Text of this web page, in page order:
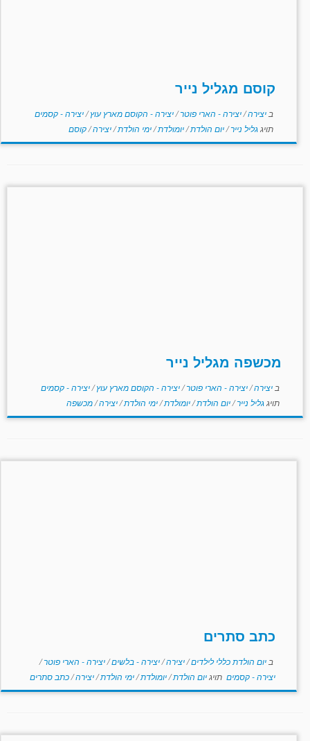
קוסם מגליל נייר
ב יצירה/יצירה - הארי פוטר/יצירה - הקוסם מארץ עוץ/יצירה - קסמים
תויגגליל נייר/יום הולדת/יומולדת/ימי הולדת/יצירה/קוסם
מכשפה מגליל נייר
ב יצירה/יצירה - הארי פוטר/יצירה - הקוסם מארץ עוץ/יצירה - קסמים
תויגגליל נייר/יום הולדת/יומולדת/ימי הולדת/יצירה/מכשפה
כתב סתרים
ב יום הולדת כללי לילדים/יצירה/יצירה - בלשים/יצירה - הארי פוטר/
יצירה - קסמים תויגיום הולדת/יומולדת/ימי הולדת/יצירה/כתב סתרים